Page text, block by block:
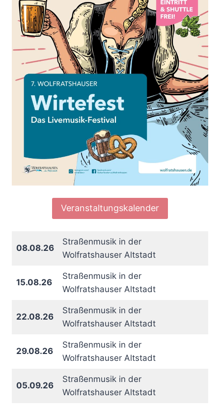
Veranstaltungskalender
08.08.26
Straßenmusik in der
Wolfratshauser Altstadt
15.08.26
Straßenmusik in der
Wolfratshauser Altstadt
22.08.26
Straßenmusik in der
Wolfratshauser Altstadt
29.08.26
Straßenmusik in der
Wolfratshauser Altstadt
05.09.26
Straßenmusik in der
Wolfratshauser Altstadt